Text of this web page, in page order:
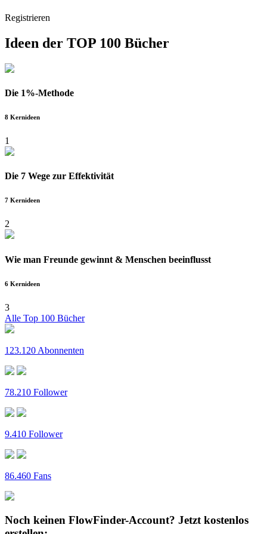
Registrieren
Ideen der TOP 100 Bücher
Die 1%-Methode
8 Kernideen
1
Die 7 Wege zur Effektivität
7 Kernideen
2
Wie man Freunde gewinnt & Menschen beeinflusst
6 Kernideen
3
Alle Top 100 Bücher
123.120 Abonnenten
78.210 Follower
9.410 Follower
86.460 Fans
Noch keinen FlowFinder-Account? Jetzt kostenlos